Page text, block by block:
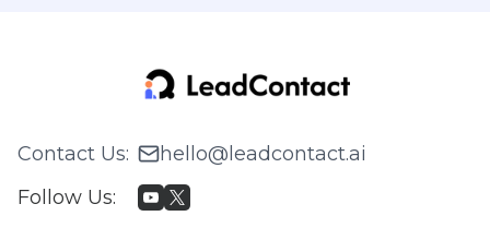
Contact Us:
hello@leadcontact.ai
Follow Us: